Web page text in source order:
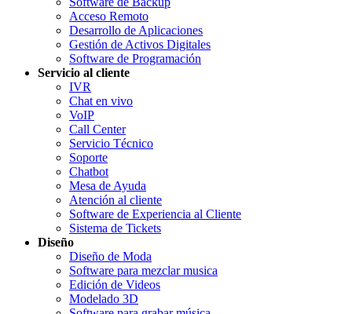
Acceso Remoto
Desarrollo de Aplicaciones
Gestión de Activos Digitales
Software de Programación
Servicio al cliente
IVR
Chat en vivo
VoIP
Call Center
Servicio Técnico
Soporte
Chatbot
Mesa de Ayuda
Atención al cliente
Software de Experiencia al Cliente
Sistema de Tickets
Diseño
Diseño de Moda
Software para mezclar musica
Edición de Videos
Modelado 3D